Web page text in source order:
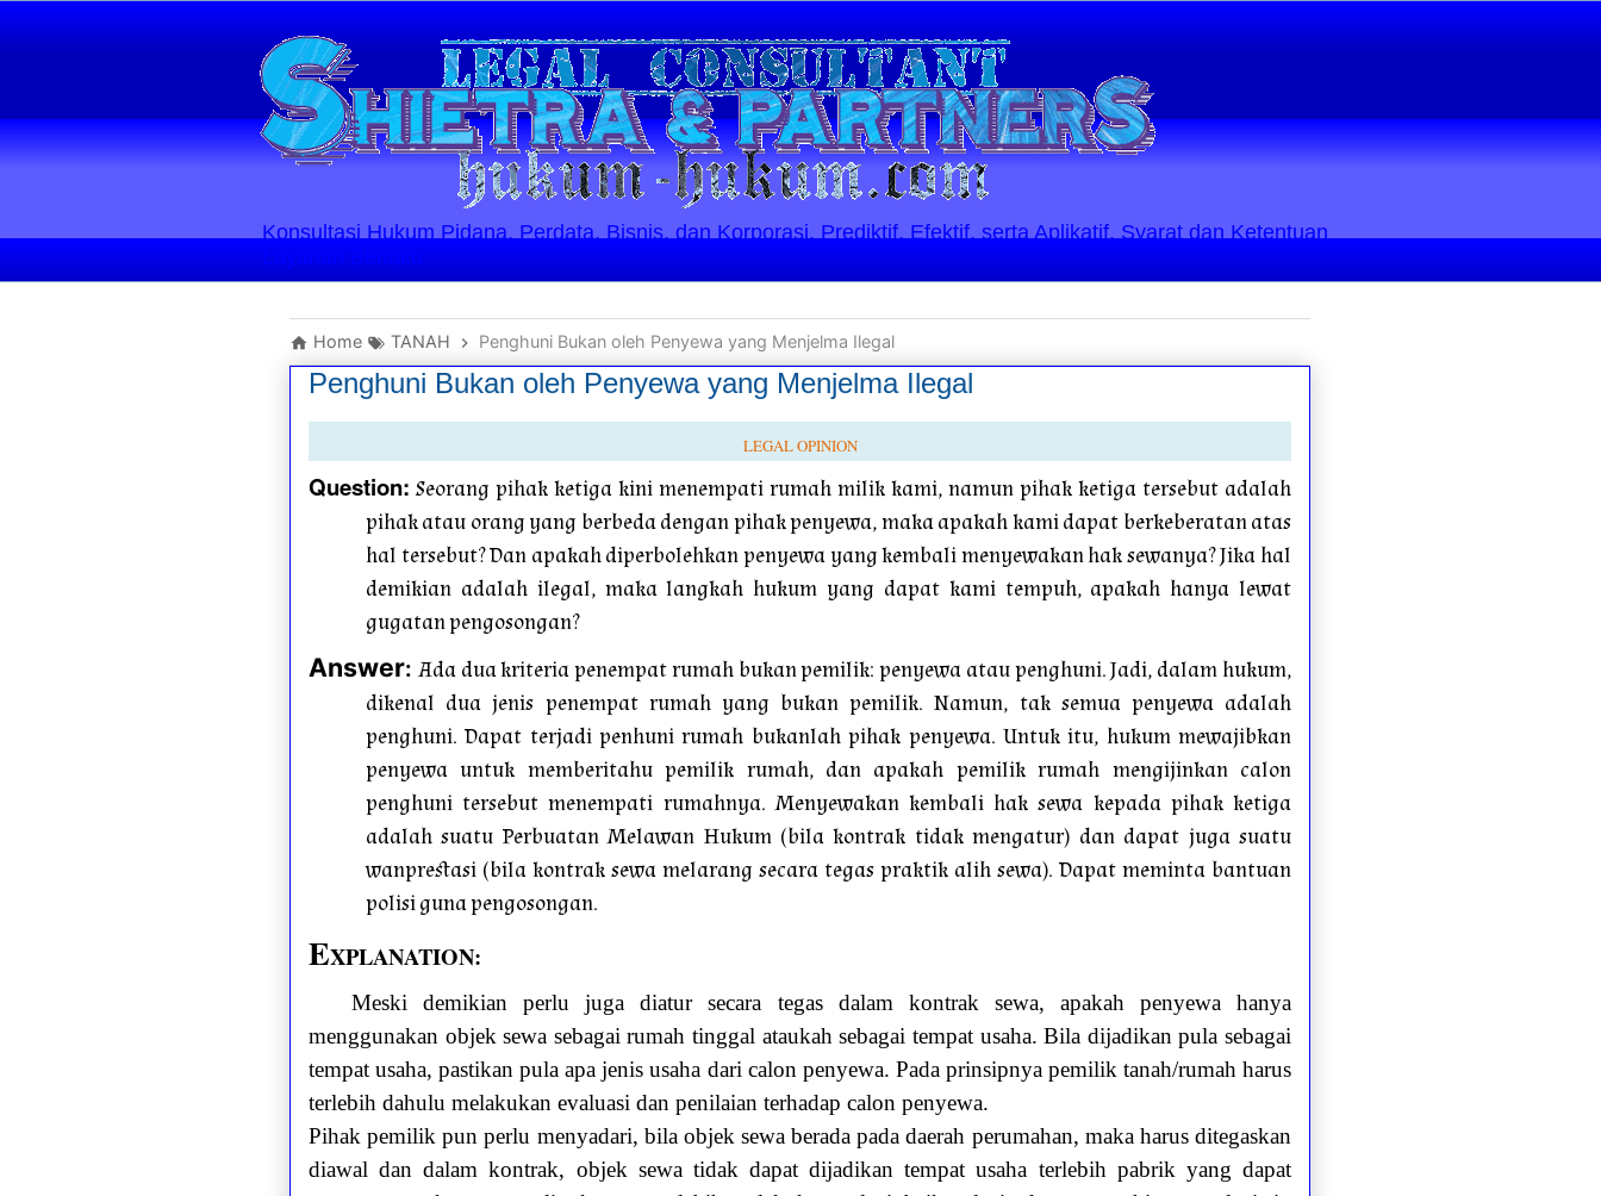
Konsultasi Hukum Pidana, Perdata, Bisnis, dan Korporasi. Prediktif, Efektif, serta Aplikatif. Syarat dan Ketentuan
Layanan Berlaku
Home TANAH Penghuni Bukan oleh Penyewa yang Menjelma Ilegal
Penghuni Bukan oleh Penyewa yang Menjelma Ilegal
LEGAL OPINION
Question: Seorang pihak ketiga kini menempati rumah milik kami, namun pihak ketiga tersebut adalah
pihak atau orang yang berbeda dengan pihak penyewa, maka apakah kami dapat berkeberatan atas
hal tersebut? Dan apakah diperbolehkan penyewa yang kembali menyewakan hak sewanya? Jika hal
demikian adalah ilegal, maka langkah hukum yang dapat kami tempuh, apakah hanya lewat
gugatan pengosongan?
Answer: Ada dua kriteria penempat rumah bukan pemilik: penyewa atau penghuni. Jadi, dalam hukum,
dikenal dua jenis penempat rumah yang bukan pemilik. Namun, tak semua penyewa adalah
penghuni. Dapat terjadi penhuni rumah bukanlah pihak penyewa. Untuk itu, hukum mewajibkan
penyewa untuk memberitahu pemilik rumah, dan apakah pemilik rumah mengijinkan calon
penghuni tersebut menempati rumahnya. Menyewakan kembali hak sewa kepada pihak ketiga
adalah suatu Perbuatan Melawan Hukum (bila kontrak tidak mengatur) dan dapat juga suatu
wanprestasi (bila kontrak sewa melarang secara tegas praktik alih sewa). Dapat meminta bantuan
polisi guna pengosongan.
EXPLANATION:
Meski demikian perlu juga diatur secara tegas dalam kontrak sewa, apakah penyewa hanya
menggunakan objek sewa sebagai rumah tinggal ataukah sebagai tempat usaha. Bila dijadikan pula sebagai
tempat usaha, pastikan pula apa jenis usaha dari calon penyewa. Pada prinsipnya pemilik tanah/rumah harus
terlebih dahulu melakukan evaluasi dan penilaian terhadap calon penyewa.
Pihak pemilik pun perlu menyadari, bila objek sewa berada pada daerah perumahan, maka harus ditegaskan
diawal dan dalam kontrak, objek sewa tidak dapat dijadikan tempat usaha terlebih pabrik yang dapat